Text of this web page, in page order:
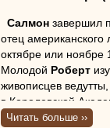
Салмон завершил
отец
октябре или
Молодой Роберт
живописцев
в Королевской
В 1806 годуСалмон
Читать больше ››